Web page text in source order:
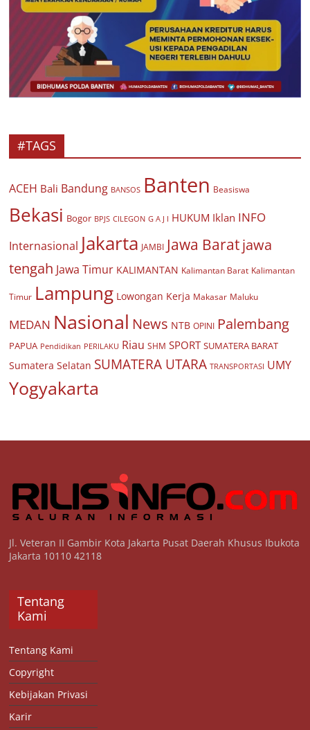
#TAGS
ACEH Bali Bandung BANSOS Banten Beasiswa
Bekasi Bogor BPJS CILEGON G A J I HUKUM Iklan INFO
Internasional Jakarta JAMBI Jawa Baratjawa
tengah Jawa Timur KALIMANTAN Kalimantan Barat Kalimantan
Timur Lampung Lowongan Kerja Makasar Maluku
MEDAN Nasional News NTB OPINI Palembang
PAPUA Pendidikan PERILAKU Riau SHM SPORT SUMATERA BARAT
Sumatera Selatan SUMATERA UTARA TRANSPORTASI UMY
Yogyakarta
Jl. Veteran II Gambir Kota Jakarta Pusat Daerah Khusus Ibukota
Jakarta 10110 42118
Tentang
Kami
Tentang Kami
Copyright
Kebijakan Privasi
Karir